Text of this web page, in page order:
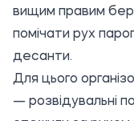
вищим правим
помічати рух
десанти.
Для цього
— розвідувальні